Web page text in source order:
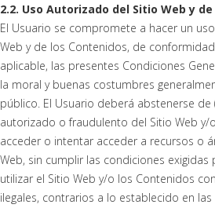
2.2. Uso Autorizado del Sitio Web y
El Usuario se compromete a hacer un
Web y de los Contenidos, de
aplicable, las presentes Condiciones
la moral y buenas costumbres
público. El Usuario deberá abstenerse de
autorizado o fraudulento del Sitio Web y/
acceder o intentar acceder a recursos o
Web, sin cumplir las condiciones exigidas
utilizar el Sitio Web y/o los Contenidos
ilegales, contrarios a lo establecido en